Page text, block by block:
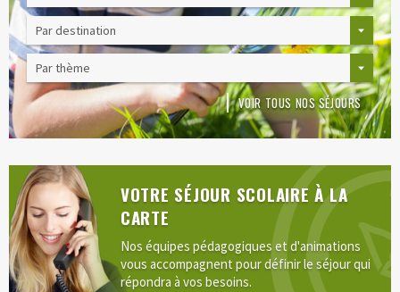
VOIR TOUS NOS SÉJOURS
VOTRE SÉJOUR SCOLAIRE À LA
CARTE
Nos équipes pédagogiques et d'animations
vous accompagnent pour définir le séjour qui
répondra à vos besoins.